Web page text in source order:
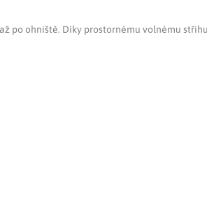
po ohniště. Díky prostornému volnému